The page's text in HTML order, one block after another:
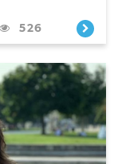
526